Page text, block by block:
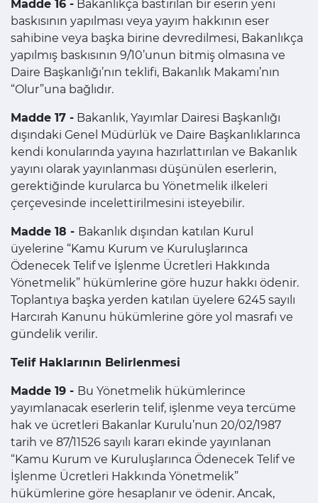
Madde 16 - Bakanlıkça bastırılan bir eserin yeni
baskısının yapılması veya yayım hakkının eser
sahibine veya başka birine devredilmesi, Bakanlıkça
yapılmış baskısının 9/10’unun bitmiş olmasına ve
Daire Başkanlığı’nın teklifi, Bakanlık Makamı’nın
“Olur”una bağlıdır.
Madde 17 - Bakanlık, Yayımlar Dairesi Başkanlığı
dışındaki Genel Müdürlük ve Daire Başkanlıklarınca
kendi konularında yayına hazırlattırılan ve Bakanlık
yayını olarak yayınlanması düşünülen eserlerin,
gerektiğinde kurularca bu Yönetmelik ilkeleri
çerçevesinde incelettirilmesini isteyebilir.
Madde 18 - Bakanlık dışından katılan Kurul
üyelerine “Kamu Kurum ve Kuruluşlarınca
Ödenecek Telif ve İşlenme Ücretleri Hakkında
Yönetmelik” hükümlerine göre huzur hakkı ödenir.
Toplantıya başka yerden katılan üyelere 6245 sayılı
Harcırah Kanunu hükümlerine göre yol masrafı ve
gündelik verilir.
Telif Haklarının Belirlenmesi
Madde 19 - Bu Yönetmelik hükümlerince
yayımlanacak eserlerin telif, işlenme veya tercüme
hak ve ücretleri Bakanlar Kurulu’nun 20/02/1987
tarih ve 87/11526 sayılı kararı ekinde yayınlanan
“Kamu Kurum ve Kuruluşlarınca Ödenecek Telif ve
İşlenme Ücretleri Hakkında Yönetmelik”
hükümlerine göre hesaplanır ve ödenir. Ancak,